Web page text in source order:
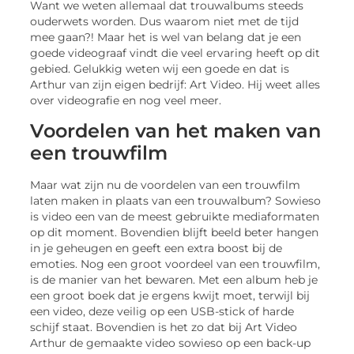
Want we weten allemaal dat trouwalbums steeds
ouderwets worden. Dus waarom niet met de tijd
mee gaan?! Maar het is wel van belang dat je een
goede videograaf vindt die veel ervaring heeft op dit
gebied. Gelukkig weten wij een goede en dat is
Arthur van zijn eigen bedrijf: Art Video. Hij weet alles
over videografie en nog veel meer.
Voordelen van het maken van
een trouwfilm
Maar wat zijn nu de voordelen van een trouwfilm
laten maken in plaats van een trouwalbum? Sowieso
is video een van de meest gebruikte mediaformaten
op dit moment. Bovendien blijft beeld beter hangen
in je geheugen en geeft een extra boost bij de
emoties. Nog een groot voordeel van een trouwfilm,
is de manier van het bewaren. Met een album heb je
een groot boek dat je ergens kwijt moet, terwijl bij
een video, deze veilig op een USB-stick of harde
schijf staat. Bovendien is het zo dat bij Art Video
Arthur de gemaakte video sowieso op een back-up